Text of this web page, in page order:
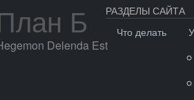
Б
Delenda Est
РАЗДЕЛЫ САЙТА
Что делать